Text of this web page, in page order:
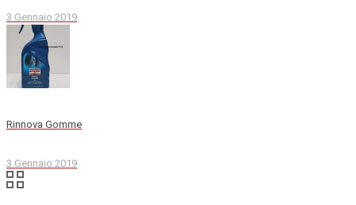
3 Gennaio 2019
Rinnova Gomme
3 Gennaio 2019